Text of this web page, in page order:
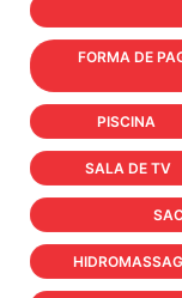
FORMA DE
PISCINA
SALA DE TV